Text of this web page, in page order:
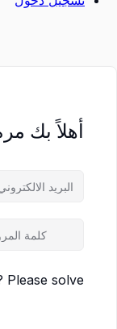
أهلاً بك
solve: